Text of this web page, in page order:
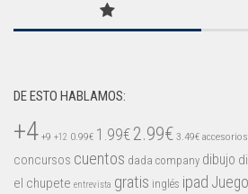
Mysticmono
Pepi Play
Sago Sago
Toca Boca
DE ESTO HABLAMOS:
+4 +9 +12 0.99€ 1.99€ 2.99€ 3.49€ accesorios
concursos cuentos dada company dibujo
el chupete entrevista gratis inglés ipad